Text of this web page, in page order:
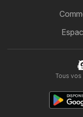
Tous